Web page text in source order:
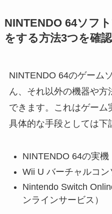
NINTENDO 64ソフ
をする方法3つを確
NINTENDO 64のゲーム
ん、それ以外の機器や
できます。これはゲーム
具体的な手段としては下
NINTENDO 64の実機
Wii U バーチャルコン
Nintendo Switch
ンラインサービス）